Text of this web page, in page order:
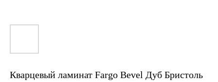
Кварцевый ламинат Fargo Bevel Дуб Бристоль